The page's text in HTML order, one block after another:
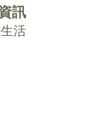
訊
活